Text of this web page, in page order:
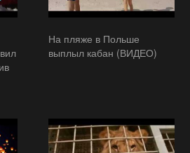
На пляже в Польше
выплыл кабан (ВИДЕО)